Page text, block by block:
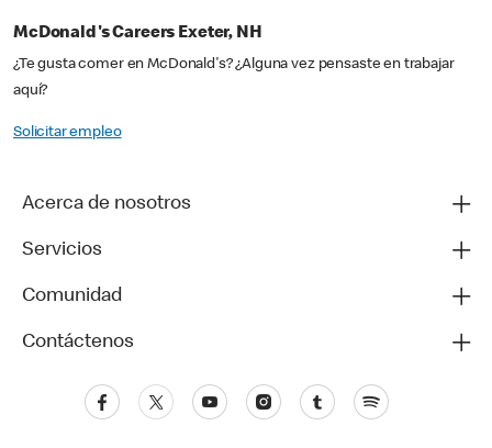
McDonald's Careers Exeter, NH
¿Te gusta comer en McDonald's? ¿Alguna vez pensaste en trabajar
aquí?
Solicitar empleo
Acerca de nosotros
Servicios
Comunidad
Contáctenos